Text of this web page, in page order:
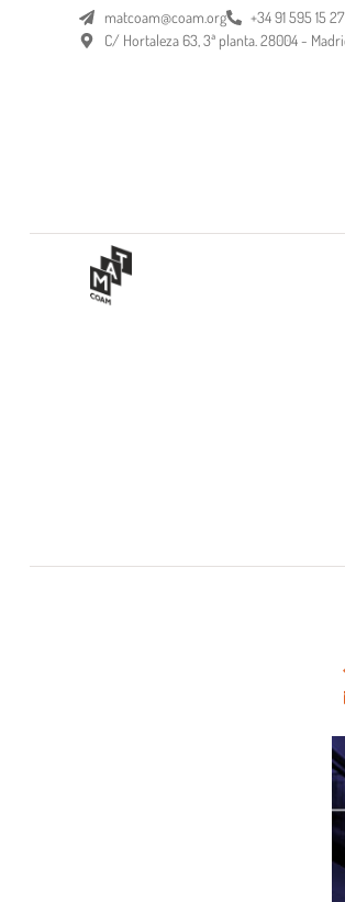
matcoam@coam.org
+34 91 595 15 27
C/ Hortaleza 63, 3ª planta. 28004 -